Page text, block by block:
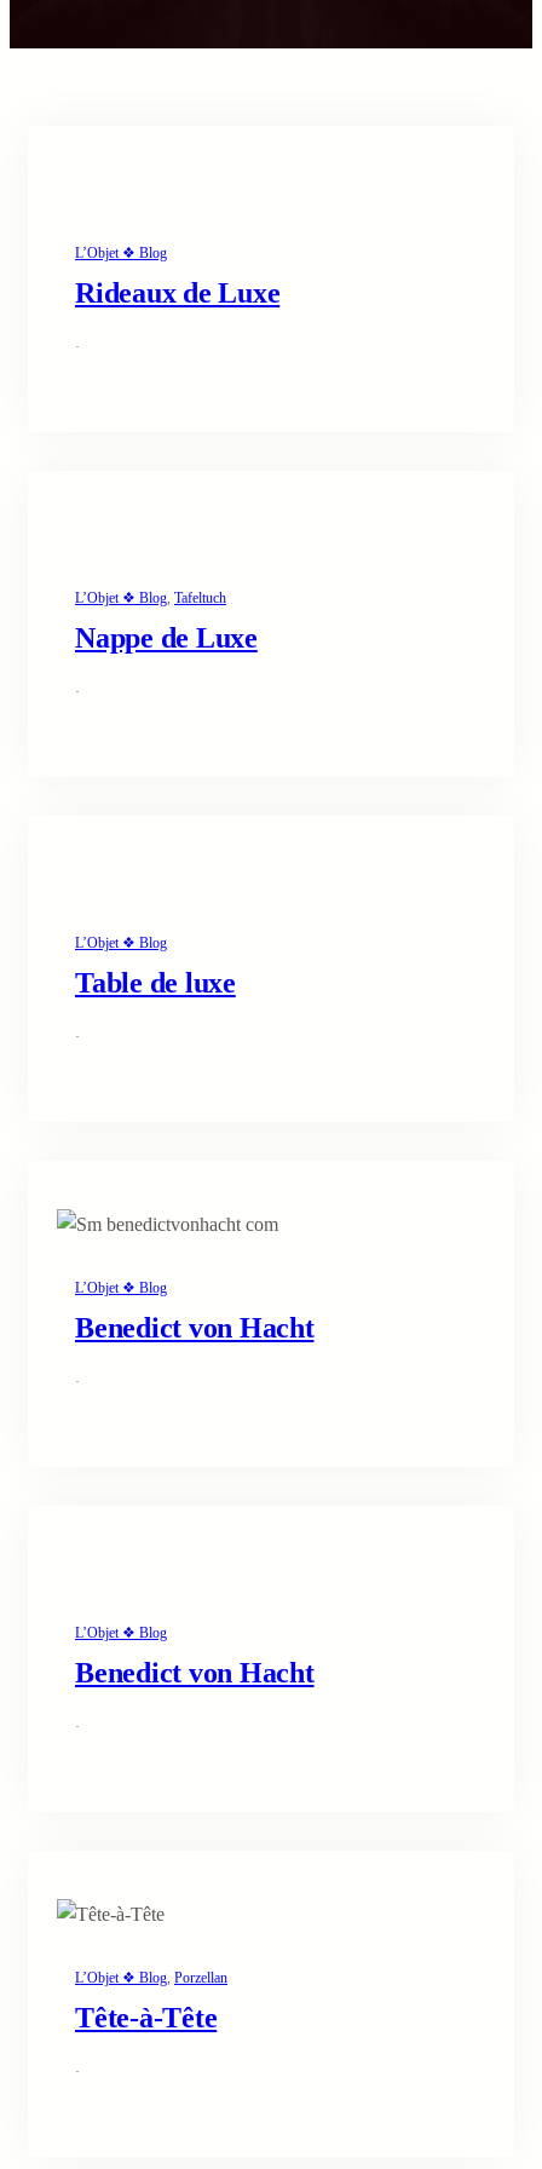
L’Objet ❖ Blog
Rideaux de Luxe
·
L’Objet ❖ Blog, Tafeltuch
Nappe de Luxe
·
L’Objet ❖ Blog
Table de luxe
·
L’Objet ❖ Blog
Benedict von Hacht
·
L’Objet ❖ Blog
Benedict von Hacht
·
L’Objet ❖ Blog, Porzellan
Tête-à-Tête
·